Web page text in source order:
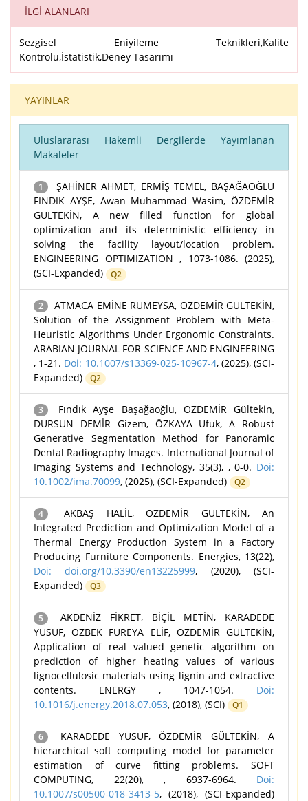
İLGİ ALANLARI
Sezgisel Eniyileme Teknikleri,Kalite
Kontrolu,İstatistik,Deney Tasarımı
YAYINLAR
Uluslararası Hakemli Dergilerde Yayımlanan
Makaleler
1
ŞAHİNER AHMET, ERMİŞ TEMEL, BAŞAĞAOĞLU
FINDIK AYŞE, Awan Muhammad Wasim, ÖZDEMİR
GÜLTEKİN, A new filled function for global
optimization and its deterministic efficiency in
solving the facility layout/location problem.
ENGINEERING OPTIMIZATION , 1073-1086. (2025),
(SCI-Expanded)
Q2
2
ATMACA EMİNE RUMEYSA, ÖZDEMİR GÜLTEKİN,
Solution of the Assignment Problem with Meta-
Heuristic Algorithms Under Ergonomic Constraints.
ARABIAN JOURNAL FOR SCIENCE AND ENGINEERING
, 1-21. Doi: 10.1007/s13369-025-10967-4, (2025), (SCI-
Expanded)
Q2
3
Fındık Ayşe Başağaoğlu, ÖZDEMİR Gültekin,
DURSUN DEMİR Gizem, ÖZKAYA Ufuk, A Robust
Generative Segmentation Method for Panoramic
Dental Radiography Images. International Journal of
Imaging Systems and Technology, 35(3), , 0-0. Doi:
10.1002/ima.70099, (2025), (SCI-Expanded) Q2
4
AKBAŞ HALİL, ÖZDEMİR GÜLTEKİN, An
Integrated Prediction and Optimization Model of a
Thermal Energy Production System in a Factory
Producing Furniture Components. Energies, 13(22),
Doi: doi.org/10.3390/en13225999, (2020), (SCI-
Expanded)
Q3
5
AKDENİZ FİKRET, BİÇİL METİN, KARADEDE
YUSUF, ÖZBEK FÜREYA ELİF, ÖZDEMİR GÜLTEKİN,
Application of real valued genetic algorithm on
prediction of higher heating values of various
lignocellulosic materials using lignin and extractive
contents. ENERGY , 1047-1054. Doi:
10.1016/j.energy.2018.07.053, (2018), (SCI) Q1
6
KARADEDE YUSUF, ÖZDEMİR GÜLTEKİN, A
hierarchical soft computing model for parameter
estimation of curve fitting problems. SOFT
COMPUTING, 22(20), , 6937-6964. Doi:
10.1007/s00500-018-3413-5, (2018), (SCI-Expanded)